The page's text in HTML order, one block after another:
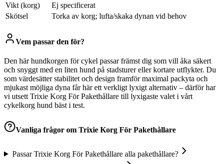
Vikt (korg)
Ej specificerat
Skötsel
Torka av korg; lufta/skaka dynan vid behov
Vem passar den för?
Den här hundkorgen för cykel passar främst dig som vill åka säkert
och snyggt med en liten hund på stadsturer eller kortare utflykter. Du
som värdesätter stabilitet och design framför maximal packyta och
mjukast möjliga dyna får här ett verkligt lyxigt alternativ – därför har
vi utsett Trixie Korg För Pakethållare till lyxigaste valet i vårt
cykelkorg hund bäst i test.
Vanliga frågor om Trixie Korg För Pakethållare
Passar Trixie Korg För Pakethållare alla pakethållare?